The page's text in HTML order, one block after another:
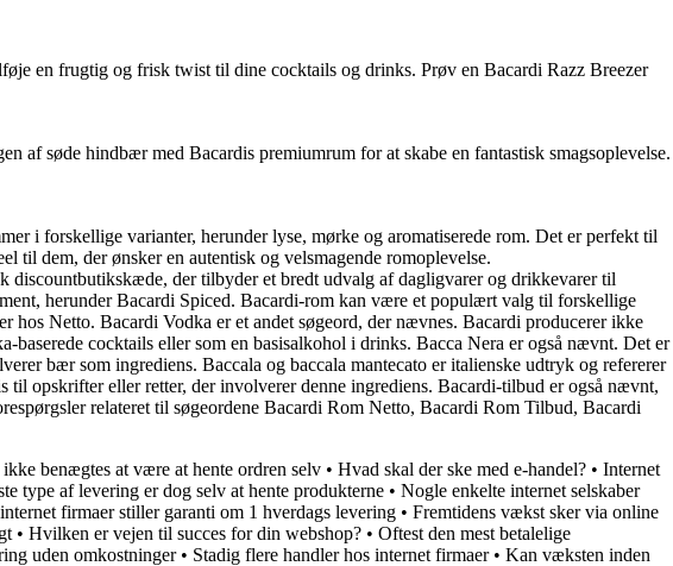
en frugtig og frisk twist til dine cocktails og drinks. Prøv en Bacardi Razz Breezer
af søde hindbær med Bacardis premiumrum for at skabe en fantastisk smagsoplevelse.
i forskellige varianter, herunder lyse, mørke og aromatiserede rom. Det er perfekt til
til dem, der ønsker en autentisk og velsmagende romoplevelse.
discountbutikskæde, der tilbyder et bredt udvalg af dagligvarer og drikkevarer til
herunder Bacardi Spiced. Bacardi-rom kan være et populært valg til forskellige
Netto. Bacardi Vodka er et andet søgeord, der nævnes. Bacardi producerer ikke
cocktails eller som en basisalkohol i drinks. Bacca Nera er også nævnt. Det er
bær som ingrediens. Baccala og baccala mantecato er italienske udtryk og refererer
opskrifter eller retter, der involverer denne ingrediens. Bacardi-tilbud er også nævnt,
relateret til søgeordene Bacardi Rom Netto, Bacardi Rom Tilbud, Bacardi
benægtes at være at hente ordren selv • Hvad skal der ske med e-handel? • Internet
type af levering er dog selv at hente produkterne • Nogle enkelte internet selskaber
firmaer stiller garanti om 1 hverdags levering • Fremtidens vækst sker via online
• Hvilken er vejen til succes for din webshop? • Oftest den mest betalelige
uden omkostninger• Stadig flere handler hos internet firmaer• Kan væksten inden